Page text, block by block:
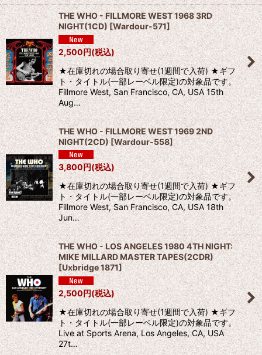
THE WHO - FILLMORE WEST 1968 3RD
NIGHT(1CD)[Wardour-571]
2,500円(税込)
★在庫切れの場合取り寄せ(1週間で入荷) ★ギフ
ト・タイトル(一部レーベル限定)の対象品です。
Fillmore West, San Francisco, CA, USA 15th
Aug…
THE WHO - FILLMORE WEST 1969 2ND
NIGHT(2CD)[Wardour-558]
3,800円(税込)
★在庫切れの場合取り寄せ(1週間で入荷) ★ギフ
ト・タイトル(一部レーベル限定)の対象品です。
Fillmore West, San Francisco, CA, USA 18th
Jun…
THE WHO - LOS ANGELES 1980 4TH NIGHT:
MIKE MILLARD MASTER TAPES(2CDR)
[Uxbridge 1871]
2,500円(税込)
★在庫切れの場合取り寄せ(1週間で入荷) ★ギフ
ト・タイトル(一部レーベル限定)の対象品です。
Live at Sports Arena, Los Angeles, CA, USA
27t…